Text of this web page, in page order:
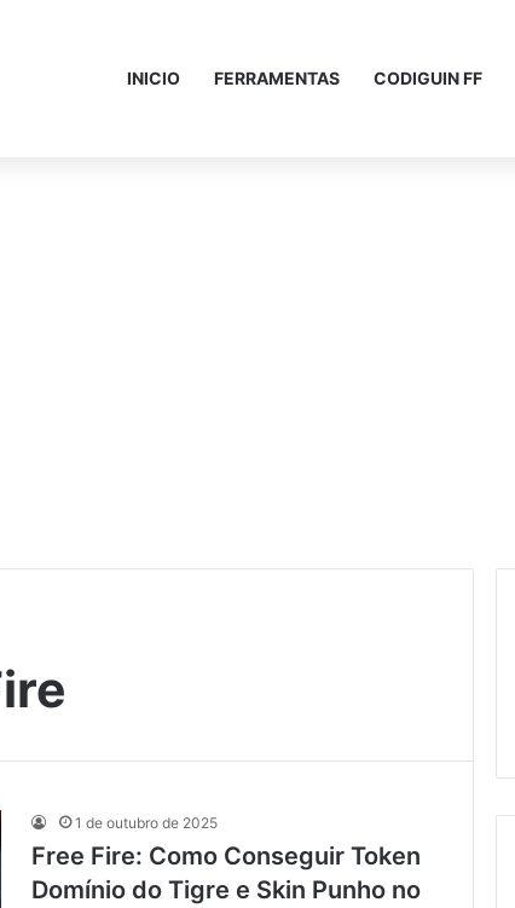
INICIO FERRAMENTAS CODIGUIN FF
1 de outubro de 2025
Free Fire: Como Conseguir Token
Domínio do Tigre e Skin Punho no